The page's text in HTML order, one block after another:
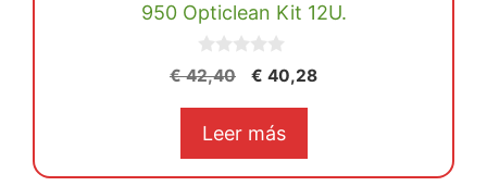
950 Opticlean Kit 12U.
0
d
€42,40
El
original
€ 42,40.
€ 40,28El
€ 40,28.
Leer más